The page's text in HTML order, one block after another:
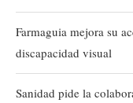
Farmaguia mejora su
discapacidad visual
Sanidad pide la